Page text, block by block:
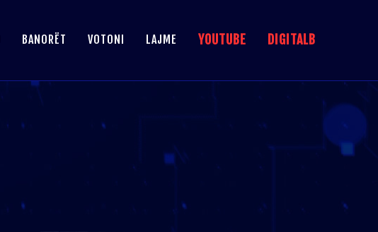
BANORËT VOTONI LAJME YOUTUBE DIGITALB